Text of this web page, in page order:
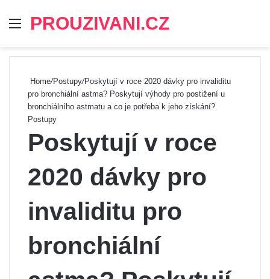
Menu
PROUZIVANI.CZ
Home/Postupy/Poskytují v roce 2020 dávky pro invaliditu
pro bronchiální astma? Poskytují výhody pro postižení u
bronchiálního astmatu a co je potřeba k jeho získání?
Postupy
Poskytují v roce
2020 dávky pro
invaliditu pro
bronchiální